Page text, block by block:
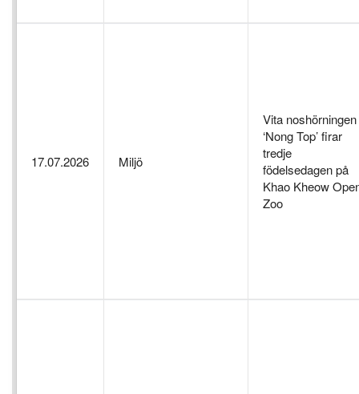
17.07.2026 Miljö
Vita noshörningen
‘Nong Top’ firar
tredje
födelsedagen på
Khao Kheow
Zoo